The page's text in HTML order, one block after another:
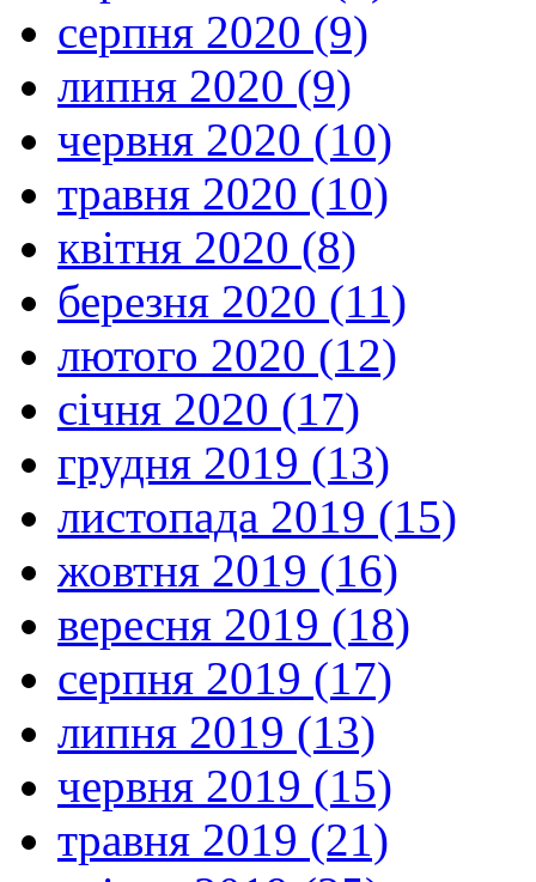
серпня 2020 (9)
липня 2020 (9)
червня 2020 (10)
травня 2020 (10)
квітня 2020 (8)
березня 2020 (11)
лютого 2020 (12)
січня 2020 (17)
грудня 2019 (13)
листопада 2019 (15)
жовтня 2019 (16)
вересня 2019 (18)
серпня 2019 (17)
липня 2019 (13)
червня 2019 (15)
травня 2019 (21)